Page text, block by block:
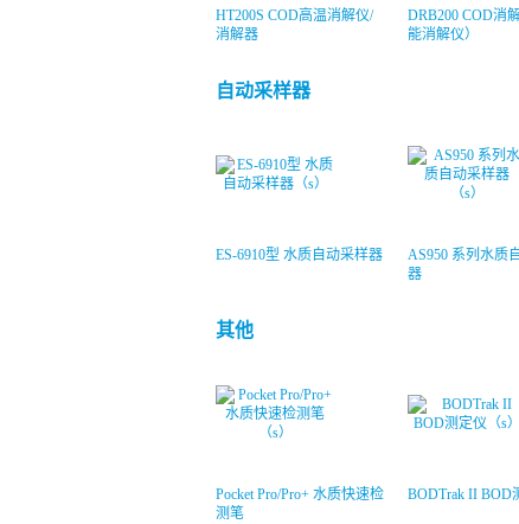
HT200S COD高温消解仪/
消解器
DRB200 COD消
能消解仪）
自动采样器
ES-6910型 水质自动采样器
AS950 系列水质
器
其他
Pocket Pro/Pro+ 水质快速检
测笔
BODTrak II BOD